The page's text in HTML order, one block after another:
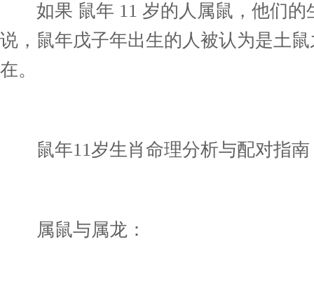
如果 鼠年 11 岁的人属鼠，他们的
说，鼠年戊子年出生的人被认为是土
在。
鼠年11岁生肖命理分析与配对指南
属鼠与属龙：